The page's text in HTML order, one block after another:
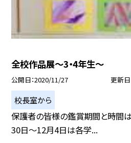
全校作品展〜3・4年生〜
公開日 2020/11/27 更新日
校長室から
保護者の皆様の鑑賞期間と時間
30日〜12月4日は各学...